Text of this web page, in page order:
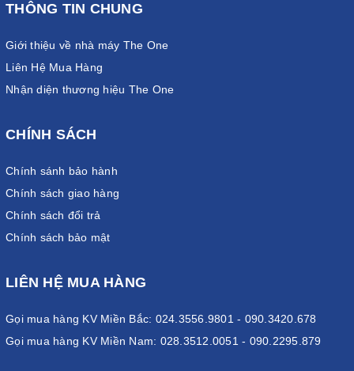
THÔNG TIN CHUNG
Giới thiệu về nhà máy The One
Liên Hệ Mua Hàng
Nhận diện thương hiệu The One
CHÍNH SÁCH
Chính sánh bảo hành
Chính sách giao hàng
Chính sách đổi trả
Chính sách bảo mật
LIÊN HỆ MUA HÀNG
Gọi mua hàng KV Miền Bắc: 024.3556.9801 - 090.3420.678
Gọi mua hàng KV Miền Nam: 028.3512.0051 - 090.2295.879